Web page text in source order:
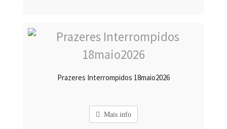
Prazeres Interrompidos 18maio2026
Mais info